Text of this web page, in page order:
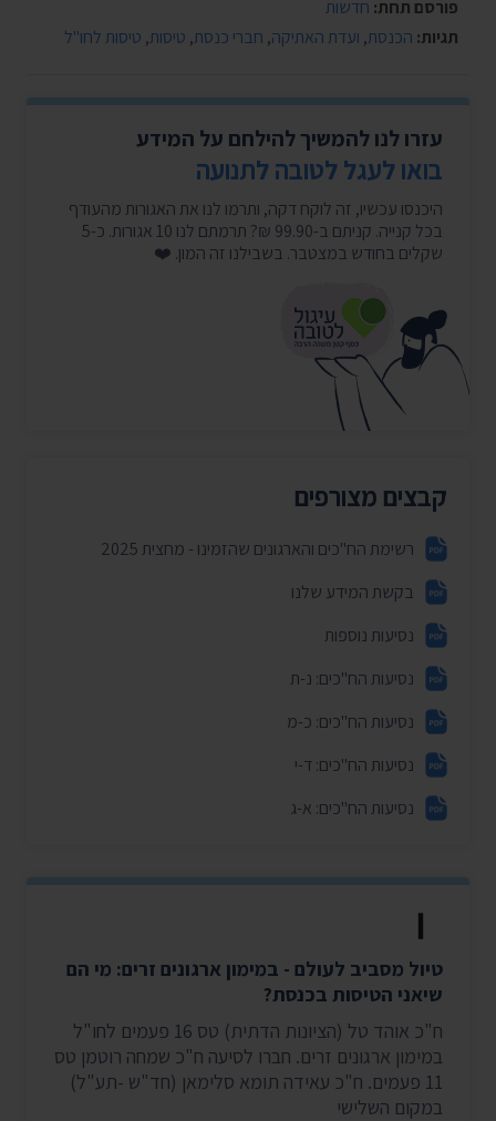
פורסם תחת: חדשות
תגיות: הכנסת, ועדת האתיקה, חברי כנסת, טיסות, טיסות לחו"ל
עזרו לנו להמשיך להילחם על המידע
בואו לעגל לטובה לתנועה
היכנסו עכשיו, זה לוקח דקה, ותרמו לנו את האגורות מהעודף
בכל קנייה. קניתם ב-99.90 ₪? תרמתם לנו 10 אגורות. כ-5
שקלים בחודש במצטבר. בשבילנו זה המון. ❤️
קבצים מצורפים
רשימת הח"כים והארגונים שהזמינו - מחצית 2025
בקשת המידע שלנו
נסיעות נוספות
נסיעות הח"כים: נ-ת
נסיעות הח"כים: כ-מ
נסיעות הח"כים: ד-י
נסיעות הח"כים: א-ג
טיול מסביב לעולם - במימון ארגונים זרים: מי הם
שיאני הטיסות בכנסת?
ח"כ אוהד טל (הציונות הדתית) טס 16 פעמים לחו"ל
במימון ארגונים זרים. חברו לסיעה ח"כ שמחה רוטמן טס
11 פעמים. ח"כ עאידה תומא סלימאן (חד"ש -תע"ל)
במקום השלישי